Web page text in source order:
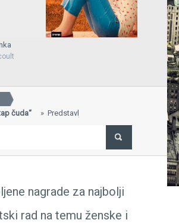
Predstavljena knjiga „Will Wilder:
štand na 29. Sarajevskom sajmu
Sarajevo...
nagrade za najbolji
rad na temu ženske i